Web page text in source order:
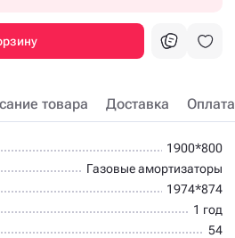
товара Доставка Оплата
1900*800
Газовые амортизаторы
1974*874
1 год
54